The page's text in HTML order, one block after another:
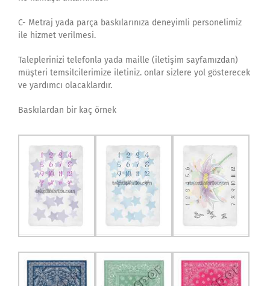
C- Metraj yada parça baskılarınıza deneyimli personelimiz
ile hizmet verilmesi.
Taleplerinizi telefonla yada maille (iletişim sayfamızdan)
müşteri temsilcilerimize iletiniz. onlar sizlere yol gösterecek
ve yardımcı olacaklardır.
Baskılardan bir kaç örnek